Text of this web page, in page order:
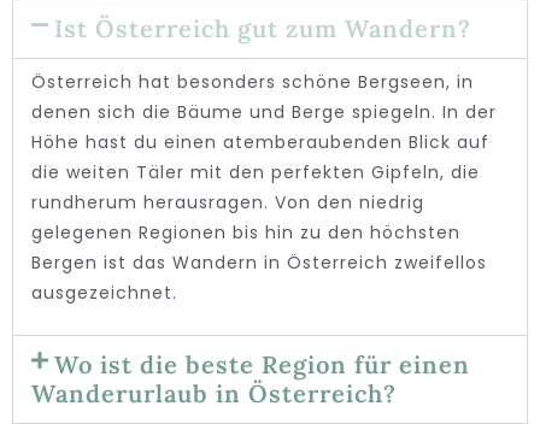
Ist Österreich gut zum Wandern?
Österreich hat besonders schöne Bergseen, in
denen sich die Bäume und Berge spiegeln. In der
Höhe hast du einen atemberaubenden Blick auf
die weiten Täler mit den perfekten Gipfeln, die
rundherum herausragen. Von den niedrig
gelegenen Regionen bis hin zu den höchsten
Bergen ist das Wandern in Österreich zweifellos
ausgezeichnet.
Wo ist die beste Region für einen
Wanderurlaub in Österreich?